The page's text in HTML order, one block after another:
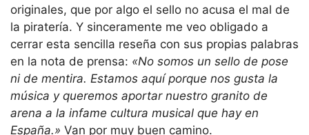
originales, que por algo el sello no acusa el mal de
la piratería. Y sinceramente me veo obligado a
cerrar esta sencilla reseña con sus propias palabras
en la nota de prensa: «No somos un sello de pose
ni de mentira. Estamos aquí porque nos gusta la
música y queremos aportar nuestro granito de
arena a la infame cultura musical que hay en
España.» Van por muy buen camino.